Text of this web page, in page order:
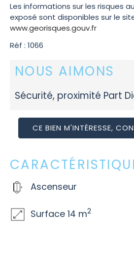
Les informations sur les risques
exposé sont disponibles sur le
www.georisques.gouv.fr
Réf : 1066
NOUS AIMONS
Sécurité, proximité Part
CE BIEN M'INTÉRESSE,
Ascenseur
Surface 14 m2